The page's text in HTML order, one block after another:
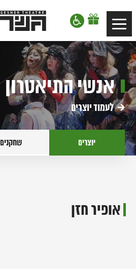
דלג לסרגל הניווט
דלג לתוכן
Toggle
navigation
תיאטרון
גשר,
בתל
אביב
אנשי התיאטרון
לעמוד יוצרים
יוצרים שחקנים
אופיר חזן